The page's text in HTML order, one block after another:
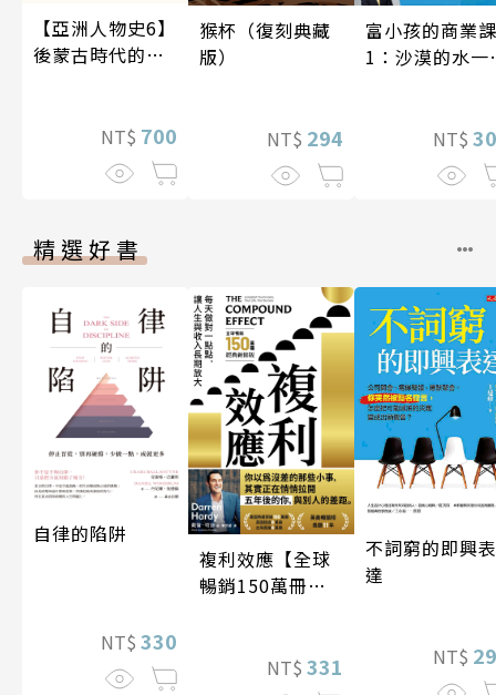
【亞洲人物史6】
後蒙古時代的大
NT$ 700
猴杯（復刻典藏
版）
NT$ 294
富小孩的商業課
1：沙漠的水一
NT$
精選好書
自律的陷阱
NT$ 330
複利效應【全球
暢銷150萬冊・
NT$ 331
不詞窮的即興表
達
NT$